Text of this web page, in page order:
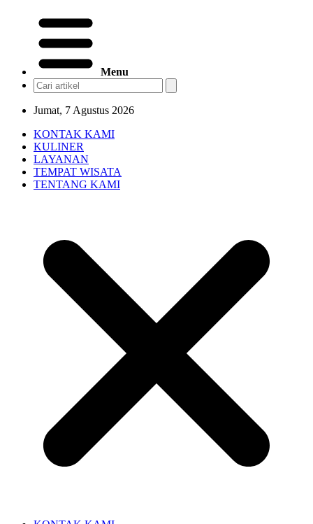
Menu
Jumat, 7 Agustus 2026
KONTAK KAMI
KULINER
LAYANAN
TEMPAT WISATA
TENTANG KAMI